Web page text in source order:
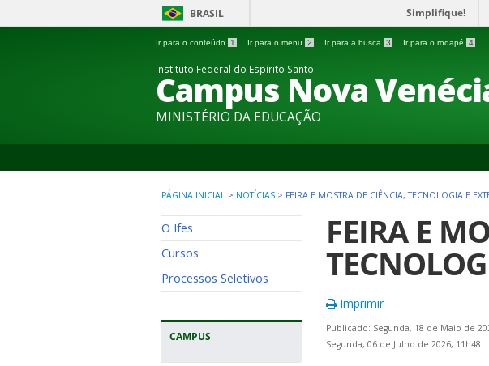
BRASIL Simplifique!
Ir para o conteúdo 1 Ir para o menu 2 Ir para a busca 3 Ir para o rodapé 4
Instituto Federal do Espírito Santo
Campus Nova
MINISTÉRIO DA EDUCAÇÃO
PÁGINA INICIAL > NOTÍCIAS > FEIRA E MOSTRA DE CIÊNCIA, TECNOLOGIA E
O Ifes
Cursos
Processos Seletivos
CAMPUS
FEIRA E
Imprimir
Publicado: Segunda, 18 de Maio de
Segunda, 06 de Julho de 2026, 11h48